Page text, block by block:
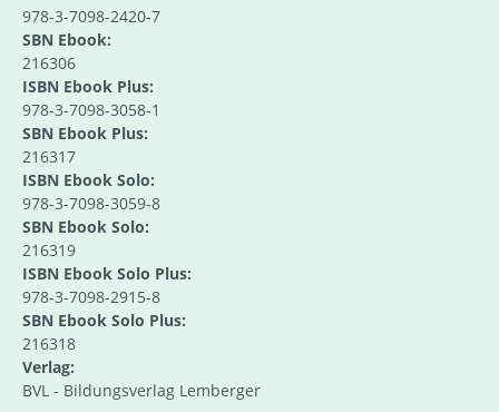
978-3-7098-2420-7
SBN Ebook:
216306
ISBN Ebook Plus:
978-3-7098-3058-1
SBN Ebook Plus:
216317
ISBN Ebook Solo:
978-3-7098-3059-8
SBN Ebook Solo:
216319
ISBN Ebook Solo Plus:
978-3-7098-2915-8
SBN Ebook Solo Plus:
216318
Verlag:
BVL - Bildungsverlag Lemberger